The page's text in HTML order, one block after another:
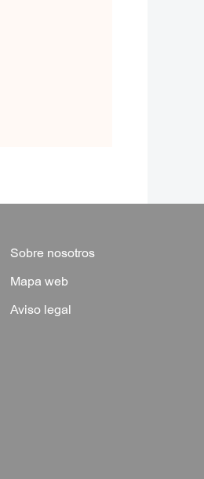
Sobre nosotros
Mapa web
Aviso legal